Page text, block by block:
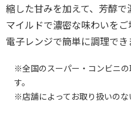
縮した甘みを加えて、芳醇で
マイルドで濃密な味わいをご
電子レンジで簡単に調理でき
※全国のスーパー・コンビニの
す。
※店舗によってお取り扱いのな